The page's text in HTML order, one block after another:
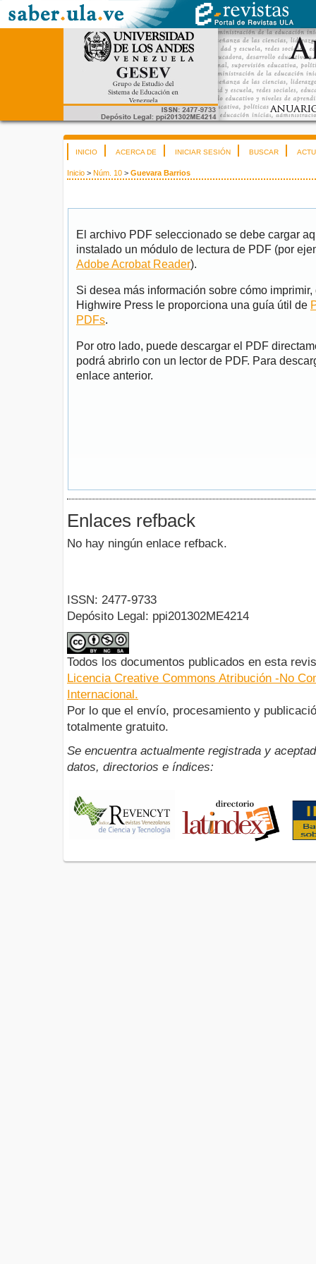
INICIO ACERCA DE INICIAR SESIÓN BUSCAR
Inicio > Núm. 10 > Guevara Barrios
El archivo PDF seleccionado se debe cargar
instalado un módulo de lectura de PDF (por
Adobe Acrobat Reader).
Si desea más información sobre cómo
Highwire Press le proporciona una guía útil de
PDFs.
Por otro lado, puede descargar el PDF
podrá abrirlo con un lector de PDF. Para
enlace anterior.
Enlaces refback
No hay ningún enlace refback.
ISSN: 2477-9733
Depósito Legal: ppi201302ME4214
Todos los documentos publicados en esta
Licencia Creative Commons Atribución -No
Internacional.
Por lo que el envío, procesamiento y
totalmente gratuito.
Se encuentra actualmente registrada y
datos, directorios e índices: